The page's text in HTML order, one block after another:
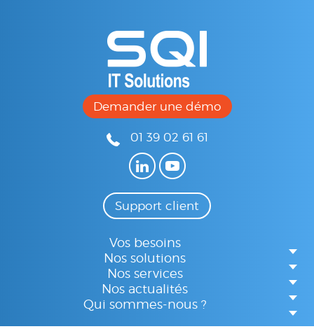
Demander une démo
01 39 02 61 61
Support client
Vos besoins
Nos solutions
Nos services
Nos actualités
Qui sommes-nous ?